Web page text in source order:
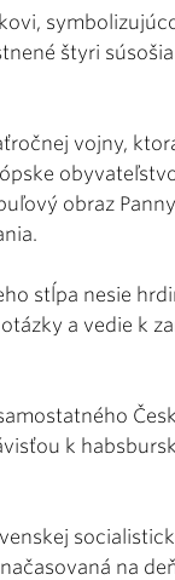
štyri
vojny,
obraz
stĺpa nesie
a vedie k
k
na